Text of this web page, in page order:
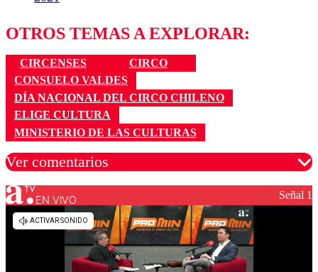
OTROS TEMAS A EXPLORAR:
CIRCENSES
CIRCO
CONSUELO VALDES
DÍA NACIONAL DEL CIRCO CHILENO
ELIGE CULTURA
MINISTERIO DE LAS CULTURAS
Ver comentarios
Los comentarios son moderados para garantizar un
diálogo respetuoso.
EN VIVO Señal 1